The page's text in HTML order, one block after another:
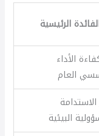
الرئيسية
الأداء
العام
البيئية